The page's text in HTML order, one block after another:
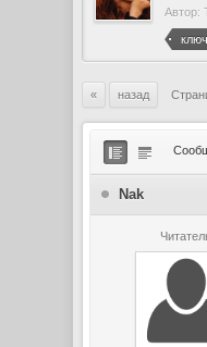
Автор:
« назад
Nak